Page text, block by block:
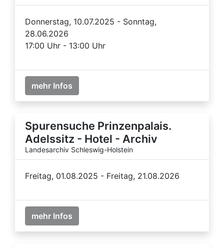
Donnerstag, 10.07.2025 - Sonntag,
28.06.2026
17:00 Uhr - 13:00 Uhr
mehr Infos
Spurensuche Prinzenpalais.
Adelssitz - Hotel - Archiv
Landesarchiv Schleswig-Holstein
Freitag, 01.08.2025 - Freitag, 21.08.2026
mehr Infos